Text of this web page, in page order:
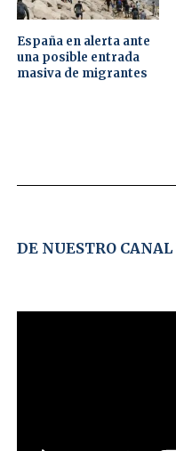
España en alerta ante
una posible entrada
masiva de migrantes
DE NUESTRO